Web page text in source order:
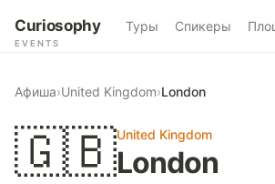
Curiosophy
EVENTS
Туры Спикеры
Афиша›United Kingdom›London
🇬🇧United Kingdom
London